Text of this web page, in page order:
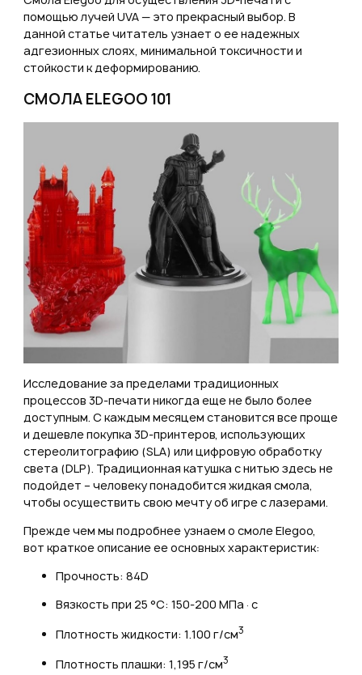
помощью лучей UVA — это прекрасный выбор. В
данной статье читатель узнает о ее надежных
адгезионных слоях, минимальной токсичности и
стойкости к деформированию.
СМОЛА ELEGOO 101
Исследование за пределами традиционных
процессов 3D-печати никогда еще не было более
доступным. С каждым месяцем становится все проще
и дешевле покупка 3D-принтеров, использующих
стереолитографию (SLA) или цифровую обработку
света (DLP). Традиционная катушка с нитью здесь не
подойдет – человеку понадобится жидкая смола,
чтобы осуществить свою мечту об игре с лазерами.
Прежде чем мы подробнее узнаем о смоле Elegoo,
вот краткое описание ее основных характеристик:
Прочность: 84D
Вязкость при 25 °C: 150-200 МПа·с
Плотность жидкости: 1.100 г/см3
Плотность плашки: 1,195 г/см3
Нажимая на кнопку "Отправить", вы даете согласие на обработку
персональных данных
Отправить
Нажимая на кнопку "Отправить", вы даете согласие на обработку
персональных данных
Или войти через соц сети
ВОЙТИ ЧЕРЕЗ GOOGLE
Отправить
персональных данных